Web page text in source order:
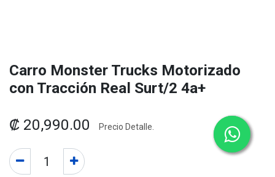
Carro Monster Trucks Motorizado
con Tracción Real Surt/2 4a+
₡ 20,990.00 Precio Detalle.